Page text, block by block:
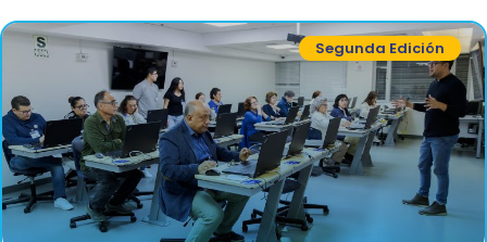
Segunda Edición